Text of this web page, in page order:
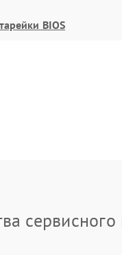
BIOS
сервисного